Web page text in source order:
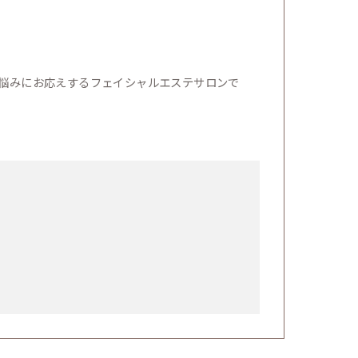
みにお応えするフェイシャルエステサロンで